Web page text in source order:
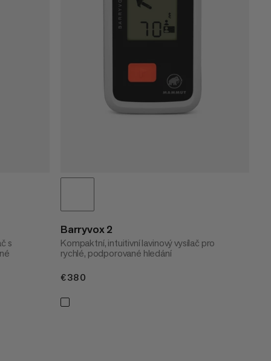
CO JE NOVÉHO
s
Barryvox 2
Kompaktní, intuitivní lavinový vysílač pro
rychlé, podporované hledání
€380